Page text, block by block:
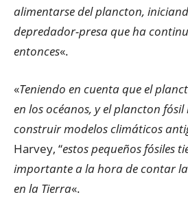
alimentarse del plancton,
depredador-presa que ha
entonces«.
«Teniendo en cuenta que el
en los océanos, y el plancton
construir modelos climáticos
Harvey, “estos pequeños fósiles
importante a la hora de contar
en la Tierra«.